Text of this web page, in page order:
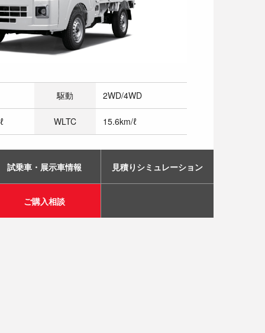
駆動 2WD/4WD
WLTC 15.6km/ℓ
試乗車・展示車情報 見積りシミュレーション
ご購入相談